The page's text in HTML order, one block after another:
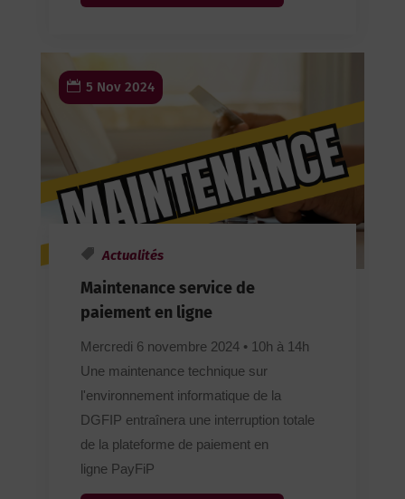
5 Nov 2024
Actualités
Maintenance service de
paiement en ligne
Mercredi 6 novembre 2024 • 10h à 14h
Une maintenance technique sur
l'environnement informatique de la
DGFIP entraînera une interruption totale
de la plateforme de paiement en
ligne PayFiP